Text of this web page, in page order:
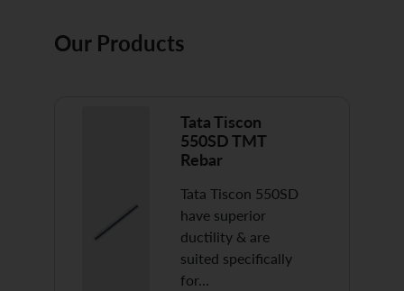
Our Products
Tata Tiscon
550SD TMT
Rebar
Tata Tiscon 550SD
have superior
ductility & are
suited specifically
for…